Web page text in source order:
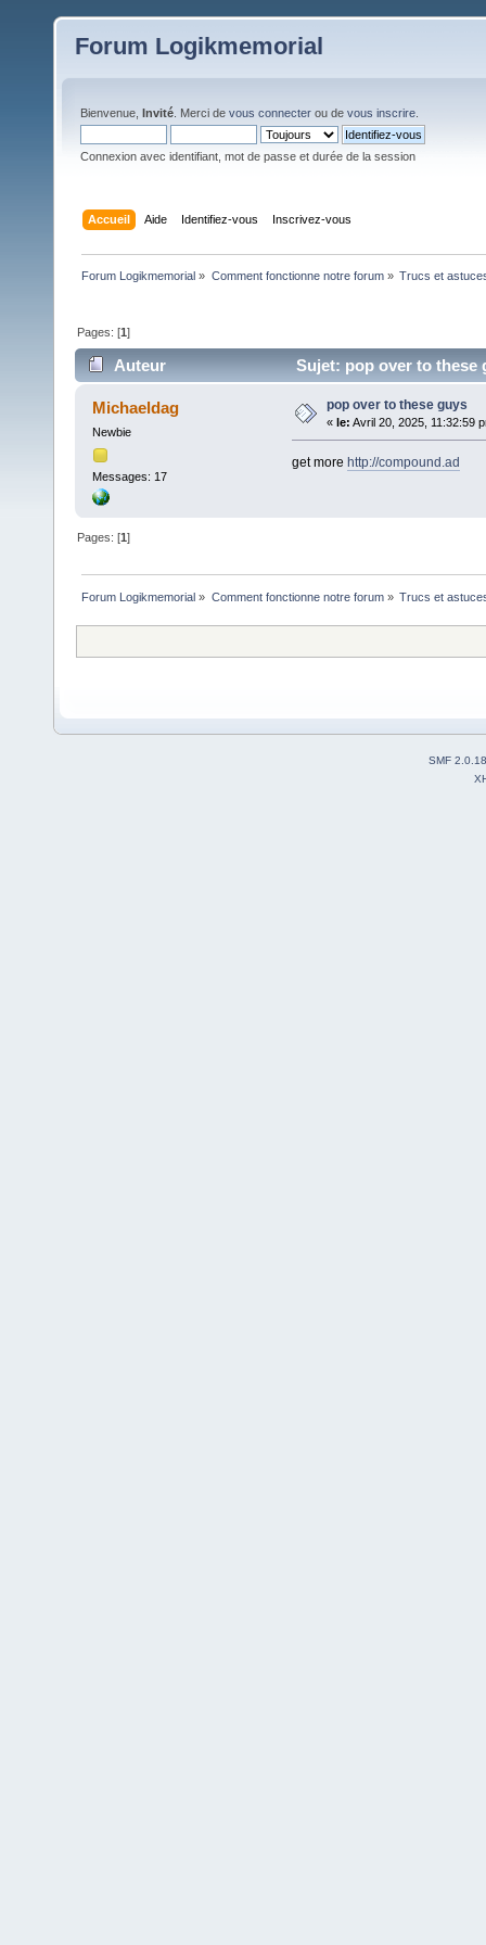
Forum Logikmemorial
Bienvenue, Invité . Merci de vous connecter ou de vous inscrire
Connexion avec identifiant, mot de passe et durée de la session
Accueil Aide Identifiez-vous Inscrivez-vous
Forum Logikmemorial » Comment fonctionne notre forum» Trucs et
Pages: [1]
Auteur Sujet: pop over to these
Michaeldag
Newbie
Messages: 17
pop over to these guys
« le: Avril 20, 2025, 11:32:59
get more http://compound.ad
Pages: [1]
Forum Logikmemorial » Comment fonctionne notre forum» Trucs et
SMF 2.0.18